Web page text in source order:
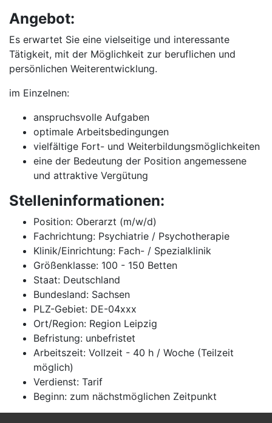
Angebot:
Es erwartet Sie eine vielseitige und interessante
Tätigkeit, mit der Möglichkeit zur beruflichen und
persönlichen Weiterentwicklung.
im Einzelnen:
anspruchsvolle Aufgaben
optimale Arbeitsbedingungen
vielfältige Fort- und Weiterbildungsmöglichkeiten
eine der Bedeutung der Position angemessene
und attraktive Vergütung
Stelleninformationen:
Position: Oberarzt (m/w/d)
Fachrichtung: Psychiatrie / Psychotherapie
Klinik/Einrichtung: Fach- / Spezialklinik
Größenklasse: 100 - 150 Betten
Staat: Deutschland
Bundesland: Sachsen
PLZ-Gebiet: DE-04xxx
Ort/Region: Region Leipzig
Befristung: unbefristet
Arbeitszeit: Vollzeit - 40 h / Woche (Teilzeit
möglich)
Verdienst: Tarif
Beginn: zum nächstmöglichen Zeitpunkt